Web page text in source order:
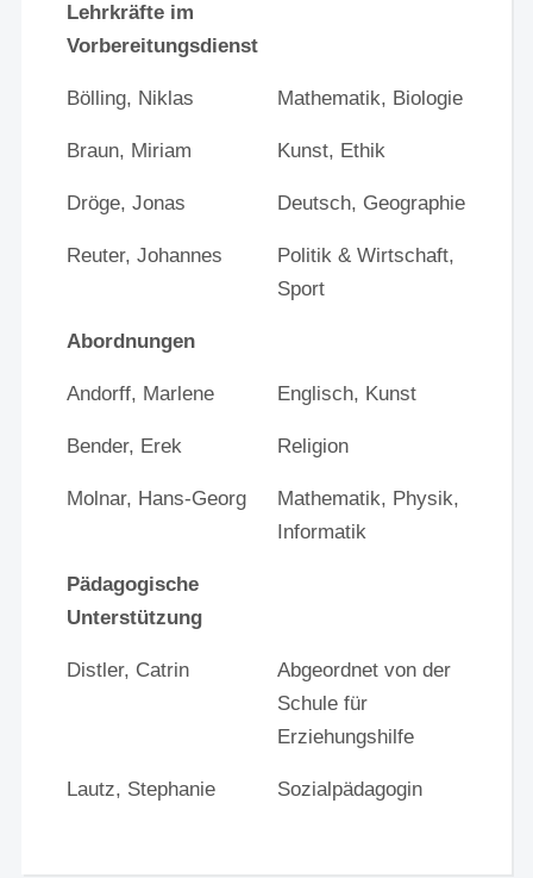
Lehrkräfte im
Vorbereitungsdienst
Bölling, Niklas Mathematik, Biologie
Braun, Miriam Kunst, Ethik
Dröge, Jonas Deutsch, Geographie
Reuter, Johannes
Politik & Wirtschaft,
Sport
Abordnungen
Andorff, Marlene Englisch, Kunst
Bender, Erek Religion
Molnar, Hans-Georg
Mathematik, Physik,
Informatik
Pädagogische
Unterstützung
Distler, Catrin
Abgeordnet von der
Schule für
Erziehungshilfe
Lautz, Stephanie Sozialpädagogin